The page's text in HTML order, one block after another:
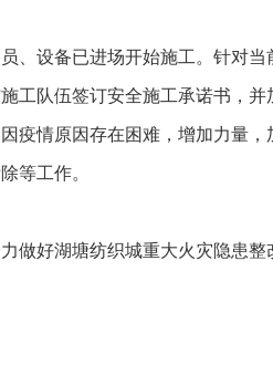
、设备已进场开始施工。针对
工队伍签订安全施工承诺书，并
疫情原因存在困难，增加力量，
等工作。
做好湖塘纺织城重大火灾隐患